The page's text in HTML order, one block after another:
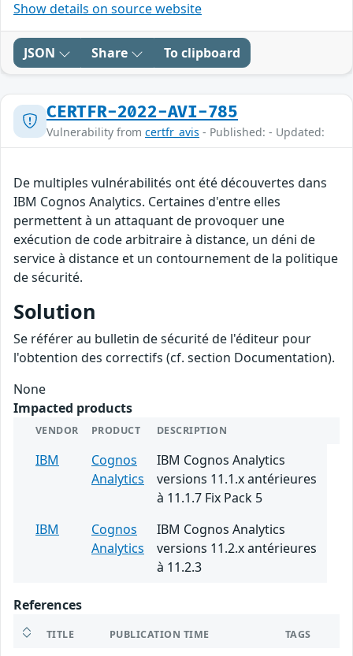
Show details on source website
JSON Share To clipboard
CERTFR-2022-AVI-785
Vulnerability from certfr_avis - Published: - Updated:
De multiples vulnérabilités ont été découvertes dans
IBM Cognos Analytics. Certaines d'entre elles
permettent à un attaquant de provoquer une
exécution de code arbitraire à distance, un déni de
service à distance et un contournement de la politique
de sécurité.
Solution
Se référer au bulletin de sécurité de l'éditeur pour
l'obtention des correctifs (cf. section Documentation).
None
Impacted products
VENDOR PRODUCT DESCRIPTION
IBM
Cognos
Analytics
IBM Cognos Analytics
versions 11.1.x antérieures
à 11.1.7 Fix Pack 5
IBM
Cognos
Analytics
IBM Cognos Analytics
versions 11.2.x antérieures
à 11.2.3
References
TITLE PUBLICATION TIME TAGS